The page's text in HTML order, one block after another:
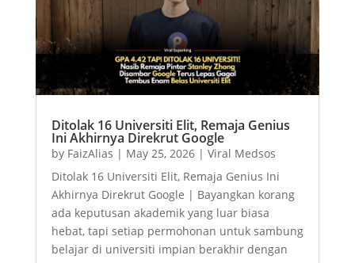
Ditolak 16 Universiti Elit, Remaja Genius
Ini Akhirnya Direkrut Google
by FaizAlias | May 25, 2026| Viral Medsos
Ditolak 16 Universiti Elit, Remaja Genius Ini
Akhirnya Direkrut Google | Bayangkan korang
ada keputusan akademik yang luar biasa
hebat, tapi setiap permohonan untuk sambung
belajar di universiti impian berakhir dengan